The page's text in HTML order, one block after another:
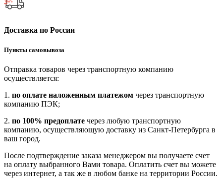
Доставка по России
Пункты самовывоза
Отправка товаров через транспортную компанию
осуществляется:
1. по оплате наложенным платежом через транспортную
компанию ПЭК;
2. по 100% предоплате через любую транспортную
компанию, осуществляющую доставку из Санкт-Петербурга в
ваш город.
После подтверждение заказа менеджером вы получаете счет
на оплату выбранного Вами товара. Оплатить счет вы можете
через интернет, а так же в любом банке на территории России.